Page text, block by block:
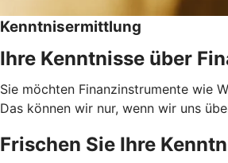
Kenntnisermittlung
Ihre Kenntnisse über
Sie möchten Finanzinstrumente wie
Das können wir nur, wenn wir uns
Frischen Sie Ihre